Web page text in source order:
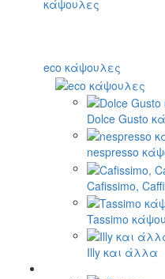
eco κάψουλες
Dolce Gusto
nespresso
Cafissimo,
Tassimo
Illy και άλλα